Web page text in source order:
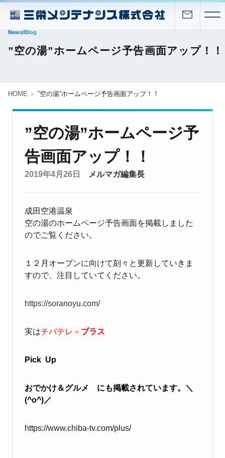
News/Blog
”空の湯”ホームページ予告画面アップ！！
HOME ”空の湯”ホームページ予告画面アップ！！
”空の湯”ホームページ予
告画面アップ！！
2019年4月26日 メルマガ編集長
成田空港温泉
空の湯のホームページ予告画面を掲載しました
のでご覧ください。
１２月オープンに向けて刻々と更新していきま
すので、注目していてください。
https://soranoyu.com/
実はチバテレ ＋ プラス
Pick Up
おでかけ＆グルメ にも掲載されています。＼
(^o^)／
https://www.chiba-tv.com/plus/